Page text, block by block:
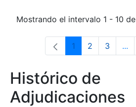
Mostrando el intervalo 1 - 10
Página
1 Página
2 Página
3 ...
Histórico de
Adjudicaciones